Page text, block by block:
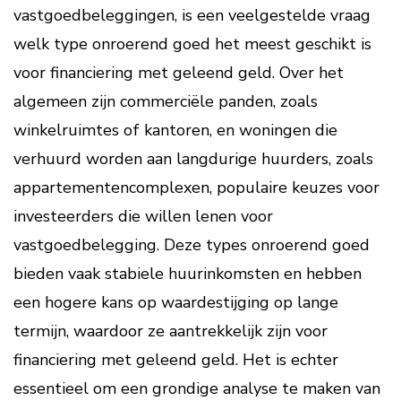
vastgoedbeleggingen, is een veelgestelde vraag
welk type onroerend goed het meest geschikt is
voor financiering met geleend geld. Over het
algemeen zijn commerciële panden, zoals
winkelruimtes of kantoren, en woningen die
verhuurd worden aan langdurige huurders, zoals
appartementencomplexen, populaire keuzes voor
investeerders die willen lenen voor
vastgoedbelegging. Deze types onroerend goed
bieden vaak stabiele huurinkomsten en hebben
een hogere kans op waardestijging op lange
termijn, waardoor ze aantrekkelijk zijn voor
financiering met geleend geld. Het is echter
essentieel om een grondige analyse te maken van